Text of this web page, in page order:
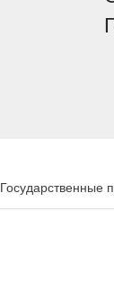
Государственные